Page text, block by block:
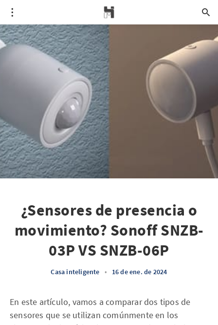
¿Sensores de presencia o
movimiento? Sonoff SNZB-
03P VS SNZB-06P
Casa inteligente • 16 de ene. de 2024
En este artículo, vamos a comparar dos tipos de
sensores que se utilizan comúnmente en los